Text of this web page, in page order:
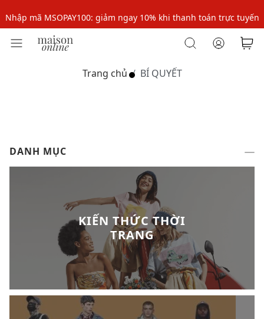
Nhập mã MSOPAY100: giảm ngay 10% khi thanh toán trực tuyến
Nhập mã: MSOXINCHAO - Giảm 10% đơn đầu cho thành viên mới!
Nhập mã: MSOXINCHAO - Giảm 10% đơn đầu cho thành viên mới!
Trang chủ BÍ QUYẾT
DANH MỤC
KIẾN THỨC THỜI
TRANG